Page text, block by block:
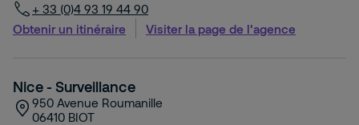
+ 33 (0)4 93 19 44 90
Obtenir un itinéraire
Visiter la page de l'agence
Nice - Surveillance
950 Avenue Roumanille
06410 BIOT